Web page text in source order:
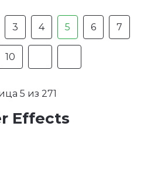
3 4 5 6 7
10
5 из 271
Effects